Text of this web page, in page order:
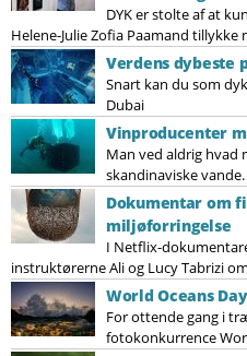
DYK er stolte af at
Helene-Julie Zofia Paamand tillykke
Verdens dybeste
Snart kan du som
Dubai
Vinproducenter
Man ved aldrig hvad
skandinaviske
Dokumentar om
miljøforringelse
I Netflix-
instruktørerne Ali og Lucy Tabrizi
World Oceans
For ottende gang i
fotokonkurrence